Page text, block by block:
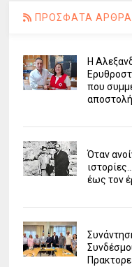
ΠΡΟΣΦΑΤΑ ΑΡΘΡΑ
Η
που
Όταν
έως τον